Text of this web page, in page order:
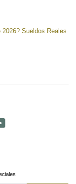
Sueldos Reales